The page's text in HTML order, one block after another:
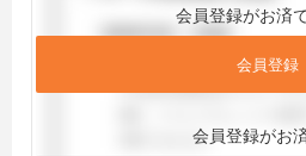
会員登録がお済
会員登録
会員登録がお